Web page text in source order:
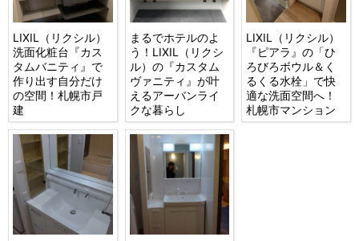
LIXIL（リクシル）
洗面化粧台『カス
タムバニティ』で
作り出す自分だけ
の空間！札幌市戸
建
まるでホテルのよ
う！LIXIL（リクシ
ル）の『カスタム
ヴァニティ』が叶
えるアーバンライ
クな暮らし
LIXIL（リクシル）
『ピアラ』の「ひ
ろびろボウル＆く
るくる水栓」で快
適な洗面空間へ！
札幌市マンション